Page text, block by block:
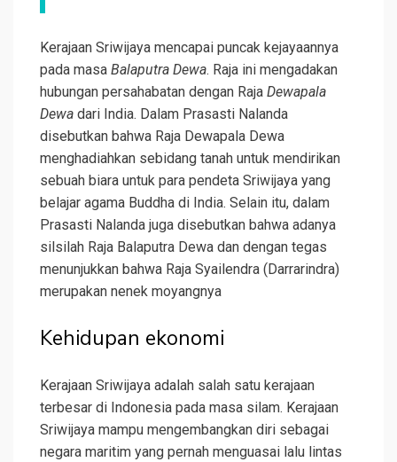
Kerajaan Sriwijaya mencapai puncak kejayaannya
pada masa Balaputra Dewa. Raja ini mengadakan
hubungan persahabatan dengan Raja Dewapala
Dewa dari India. Dalam Prasasti Nalanda
disebutkan bahwa Raja Dewapala Dewa
menghadiahkan sebidang tanah untuk mendirikan
sebuah biara untuk para pendeta Sriwijaya yang
belajar agama Buddha di India. Selain itu, dalam
Prasasti Nalanda juga disebutkan bahwa adanya
silsilah Raja Balaputra Dewa dan dengan tegas
menunjukkan bahwa Raja Syailendra (Darrarindra)
merupakan nenek moyangnya
Kehidupan ekonomi
Kerajaan Sriwijaya adalah salah satu kerajaan
terbesar di Indonesia pada masa silam. Kerajaan
Sriwijaya mampu mengembangkan diri sebagai
negara maritim yang pernah menguasai lalu lintas